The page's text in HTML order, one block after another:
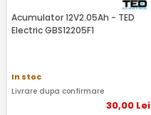
Acumulator 12V2.05Ah - TED
Electric GBS12205F1
In stoc
Livrare dupa confirmare
30,00Lei